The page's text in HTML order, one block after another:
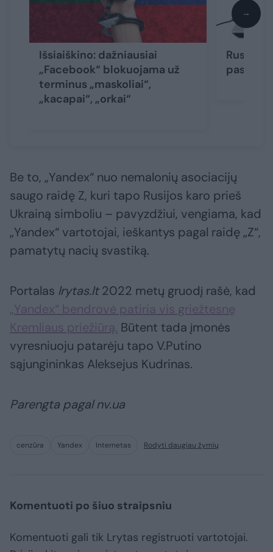
Išsiaiškino: dažniausiai
„Facebook“ blokuojama už
terminus „maskoliai“,
„kacapai“, „orkai“
Rusija
→
Be to, „Yandex“ nuo nemalonių asociacijų
saugo raidę Z, kuri tapo Rusijos karo prieš
Ukrainą simboliu – pavyzdžiui, vengiama, kad
„Yandex“ vartotojai, ieškantys pagal raidę „Z“,
pamatytų nacių svastiką.
Portalas lrytas.lt2022 metų gruodį rašė, kad
„Yandex“ bendrovė patiria vis griežtesnę
Kremliaus priežiūrą. Būtent tada įmonės
vyresniuoju patarėju tapo V.Putino
sąjungininkas Aleksejus Kudrinas.
Parengta pagal nv.ua
cenzūra Yandex Internetas Rodyti daugiau žymių
Komentuoti po šiuo straipsniu
Komentuoti gali tik Lrytas registruoti vartotojai.